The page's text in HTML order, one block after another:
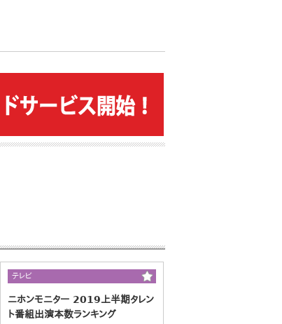
テレビ
ニホンモニター 2019上半期タレン
ト番組出演本数ランキング